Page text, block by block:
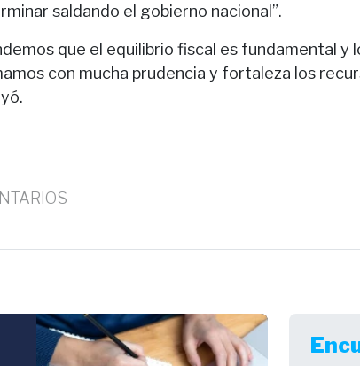
saldando el gobierno nacional”.
que el equilibrio fiscal es fundamental y
con mucha prudencia y fortaleza los